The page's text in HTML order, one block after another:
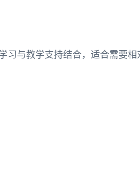
习与教学支持结合，适合需要